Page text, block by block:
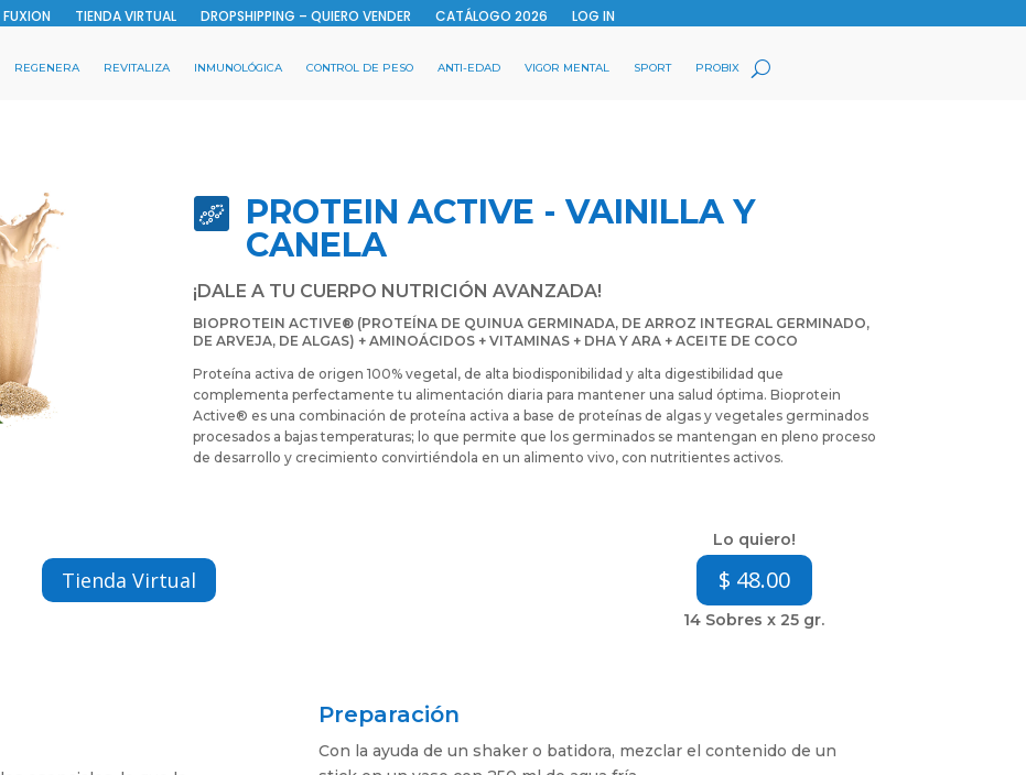
FUXION TIENDA VIRTUAL DROPSHIPPING – QUIERO VENDER CATÁLOGO 2026 LOG IN
REGENERA REVITALIZA INMUNOLÓGICA CONTROL DE PESO ANTI-EDAD VIGOR MENTAL SPORT PROBIX
PROTEIN ACTIVE - VAINILLA Y
CANELA
¡DALE A TU CUERPO NUTRICIÓN AVANZADA!
BIOPROTEIN ACTIVE® (PROTEÍNA DE QUINUA GERMINADA, DE ARROZ INTEGRAL GERMINADO,
DE ARVEJA, DE ALGAS) + AMINOÁCIDOS + VITAMINAS + DHA Y ARA + ACEITE DE COCO
Proteína activa de origen 100% vegetal, de alta biodisponibilidad y alta digestibilidad que
complementa perfectamente tu alimentación diaria para mantener una salud óptima. Bioprotein
Active® es una combinación de proteína activa a base de proteínas de algas y vegetales germinados
procesados a bajas temperaturas; lo que permite que los germinados se mantengan en pleno proceso
de desarrollo y crecimiento convirtiéndola en un alimento vivo, con nutritientes activos.
Tienda Virtual
Lo quiero!
$ 48.00
14 Sobres x 25 gr.
Preparación
Con la ayuda de un shaker o batidora, mezclar el contenido de un